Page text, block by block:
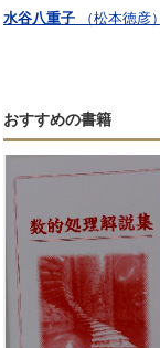
水谷八重子
（松本徳彦）
おすすめの書籍